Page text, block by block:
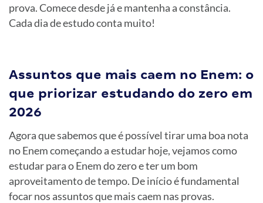
prova. Comece desde já e mantenha a constância.
Cada dia de estudo conta muito!
Assuntos que mais caem no Enem: o
que priorizar estudando do zero em
2026
Agora que sabemos que é possível tirar uma boa nota
no Enem começando a estudar hoje, vejamos como
estudar para o Enem do zero e ter um bom
aproveitamento de tempo. De início é fundamental
focar nos assuntos que mais caem nas provas.